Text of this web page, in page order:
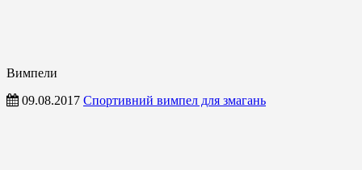
Вимпели
09.08.2017 Спортивний вимпел для змагань